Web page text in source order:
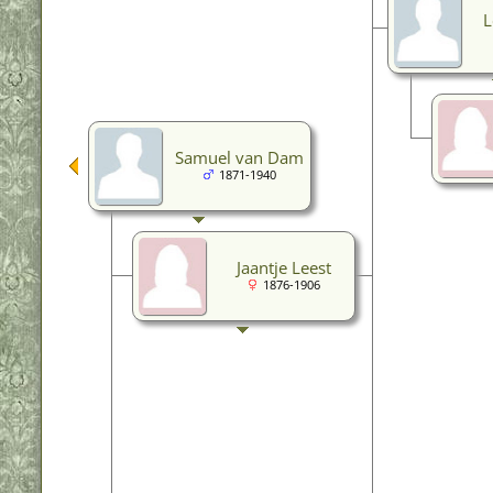
Samuel van Dam
1871-1940
Jaantje Leest
1876-1906